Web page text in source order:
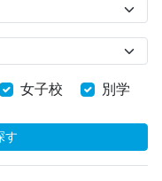
女子校 別学
す